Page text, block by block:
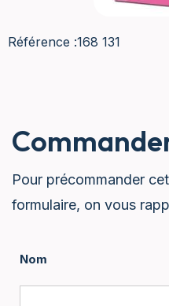
Référence :168 131
Pour précommander
formulaire, on vous
Nom